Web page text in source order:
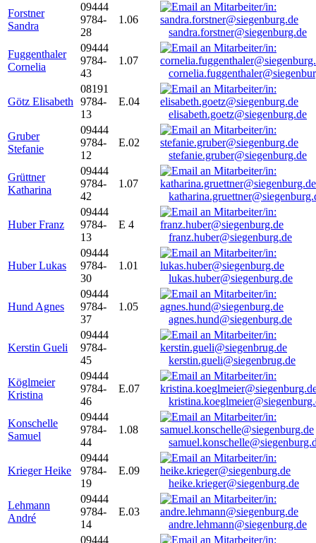
Forstner
Sandra
09444
9784-
28
1.06
sandra.forstner@siegenburg.de
Fuggenthaler
Cornelia
09444
9784-
43
1.07
Götz Elisabeth
08191
9784-
13
E.04
elisabeth.goetz@siegenburg.de
Gruber
Stefanie
09444
9784-
12
E.02
stefanie.gruber@siegenburg.de
Grüttner
Katharina
09444
9784-
42
1.07
Huber Franz
09444
9784-
13
E 4
franz.huber@siegenburg.de
Huber Lukas
09444
9784-
30
1.01
lukas.huber@siegenburg.de
Hund Agnes
09444
9784-
37
1.05
agnes.hund@siegenburg.de
Kerstin Gueli
09444
9784-
45
kerstin.gueli@siegenbrug.de
Köglmeier
Kristina
09444
9784-
46
E.07
Konschelle
Samuel
09444
9784-
44
1.08
Krieger Heike
09444
9784-
19
E.09
heike.krieger@siegenburg.de
Lehmann
André
09444
9784-
14
E.03
andre.lehmann@siegenburg.de
09444